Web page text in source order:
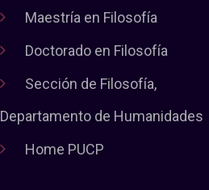
Maestría en Filosofía
Doctorado en Filosofía
Sección de Filosofía,
Departamento de Humanidades
Home PUCP